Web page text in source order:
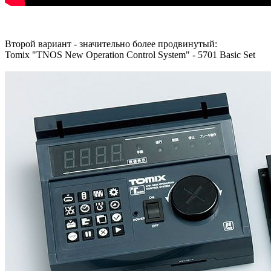
Второй вариант - значительно более продвинутый:
Tomix "TNOS New Operation Control System" - 5701 Basic Set